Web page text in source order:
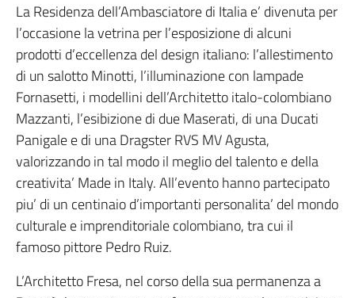
La Residenza dell’Ambasciatore di Italia e’ divenuta per
l’occasione la vetrina per l’esposizione di alcuni
prodotti d’eccellenza del design italiano: l’allestimento
di un salotto Minotti, l’illuminazione con lampade
Fornasetti, i modellini dell’Architetto italo-colombiano
Mazzanti, l’esibizione di due Maserati, di una Ducati
Panigale e di una Dragster RVS MV Agusta,
valorizzando in tal modo il meglio del talento e della
creativita’ Made in Italy. All’evento hanno partecipato
piu’ di un centinaio d’importanti personalita’ del mondo
culturale e imprenditoriale colombiano, tra cui il
famoso pittore Pedro Ruiz.
L’Architetto Fresa, nel corso della sua permanenza a